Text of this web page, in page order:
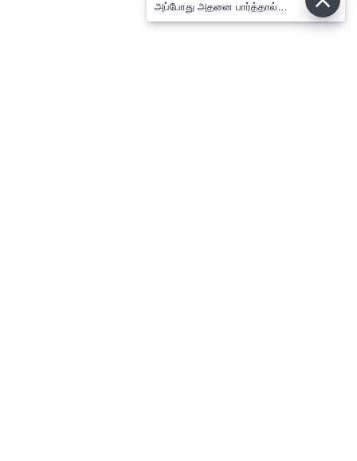
அப்போது அதனை பார்த்தால்
பழிவாங்குமா?